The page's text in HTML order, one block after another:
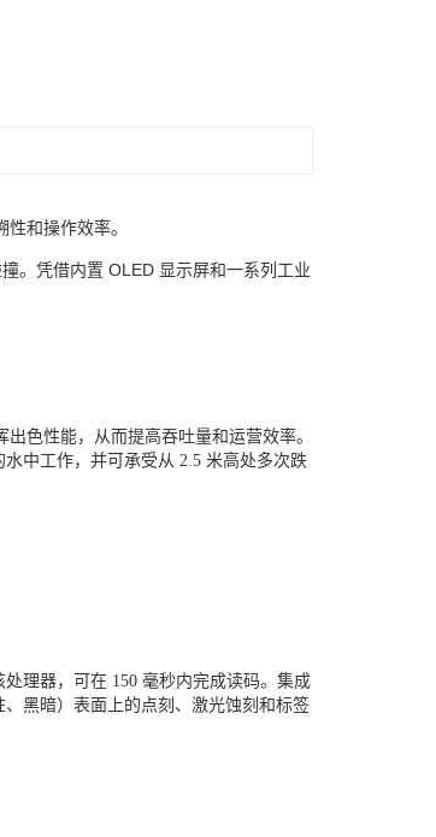
和操作效率。
。凭借内置 OLED 显示屏和一系列工业
色性能，从而提高吞吐量和运营效率。
中工作，并可承受从 2.5 米高处多次跌
处理器，可在 150 毫秒内完成读码。集成
黑暗）表面上的点刻、激光蚀刻和标签